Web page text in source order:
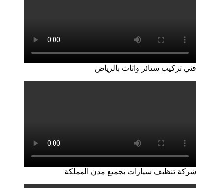
فني تركيب ستائر واثاث بالرياض
شركة تنظيف سيارات بجميع مدن المملكة